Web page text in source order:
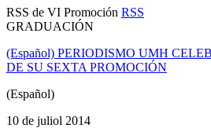
RSS de VI Promoción RSS
GRADUACIÓN
(Español) PERIODISMO UMH
DE SU SEXTA PROMOCIÓN
(Español)
10 de juliol 2014